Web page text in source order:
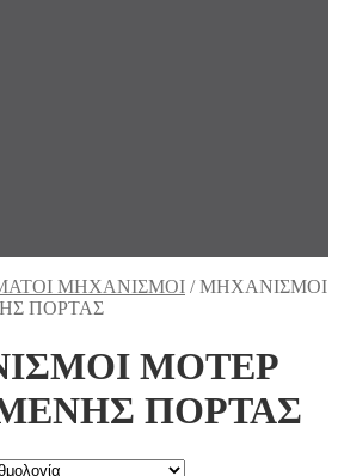
ΜΗΧΑΝΙΣΜΟΙ /ΜΗΧΑΝΙΣΜΟΙ
ΠΟΡΤΑΣ
ΜΟΤΕΡ
ΠΟΡΤΑΣ